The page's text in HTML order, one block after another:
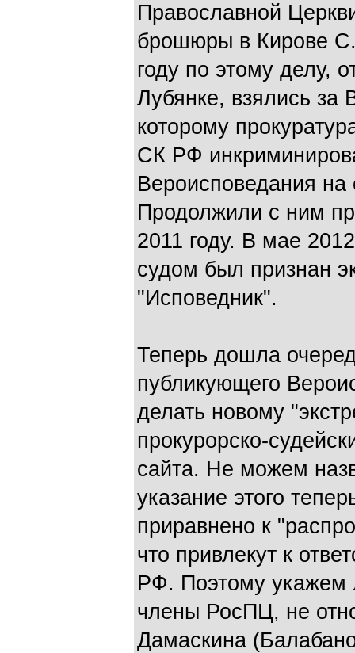
Православной
брошюры в Кирове
году по этому делу,
Лубянке, взялись за
которому
СК РФ
Вероисповедания
Продолжили с ним
2011 году. В мае
судом был признан
"Исповедник".
Теперь дошла
публикующего
делать новому
прокурорско-
сайта. Не можем
указание этого
приравнено к
что привлекут к
РФ. Поэтому укажем
члены РосПЦ, не
Дамаскина